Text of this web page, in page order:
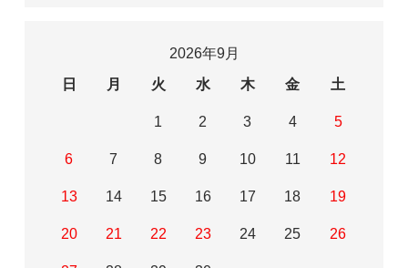
2026年9月
日
月 火 水 木 金 土
1 2 3 4 5
6 7 8 9 10 11 12
13 14 15 16 17 18 19
20 21 22 23 24 25 26